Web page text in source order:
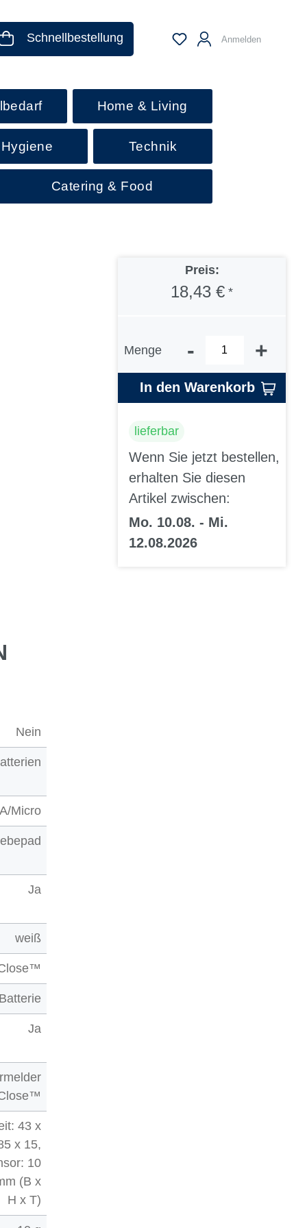
Schnellbestellung Anmelden
Home & Living
Technik
Catering & Food
Preis:
18,43 € *
Menge - +
In den Warenkorb
lieferbar
Wenn Sie jetzt bestellen,
erhalten Sie diesen
Artikel zwischen:
Mo. 10.08. - Mi.
12.08.2026
Nein
Micro
Ja
weiß
Ja
43 x
x 15,
10
(B x
H x T)